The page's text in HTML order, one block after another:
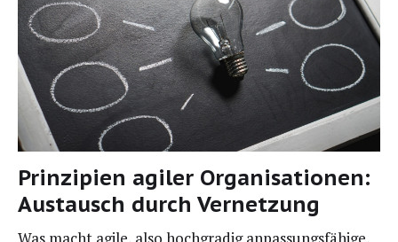
Prinzipien agiler Organisationen:
Austausch durch Vernetzung